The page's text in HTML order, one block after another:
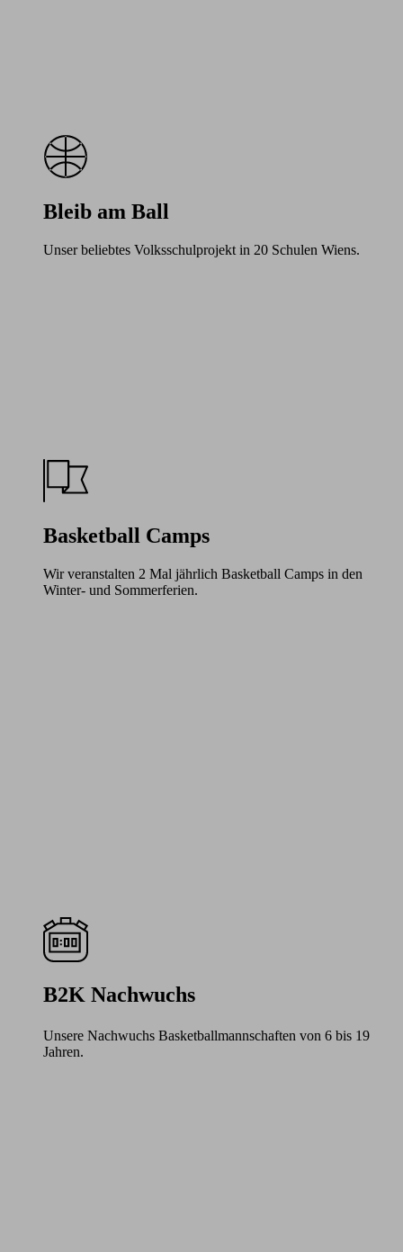
Bleib am Ball
Unser beliebtes Volksschulprojekt in 20 Schulen Wiens.
Basketball Camps
Wir veranstalten 2 Mal jährlich Basketball Camps in den
Winter- und Sommerferien.
B2K Nachwuchs
Unsere Nachwuchs Basketballmannschaften von 6 bis 19
Jahren.